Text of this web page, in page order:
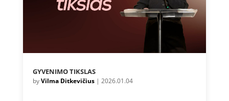
GYVENIMO TIKSLAS
byVilma Ditkevičius| 2026.01.04